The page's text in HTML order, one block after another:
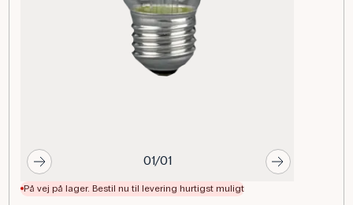
01/01
På vej på lager. Bestil nu til levering hurtigst muligt